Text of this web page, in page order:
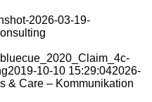
2026-03-19-
2019-10-10 15:29:042026-
& Care – Kommunikation